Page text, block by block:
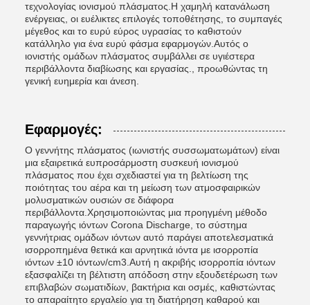
τεχνολογίας ιονισμού πλάσματος.Η χαμηλή κατανάλωση
ενέργειας, οι ευέλικτες επιλογές τοποθέτησης, το συμπαγές
μέγεθος και το ευρύ εύρος υγρασίας το καθιστούν
κατάλληλο για ένα ευρύ φάσμα εφαρμογών.Αυτός ο
ιονιστής ομάδων πλάσματος συμβάλλει σε υγιέστερα
περιβάλλοντα διαβίωσης και εργασίας., προωθώντας τη
γενική ευημερία και άνεση.
Εφαρμογές:
Ο γεννήτης πλάσματος (ιωνιστής συσσωματωμάτων) είναι
μια εξαιρετικά ευπροσάρμοστη συσκευή ιονισμού
πλάσματος που έχει σχεδιαστεί για τη βελτίωση της
ποιότητας του αέρα και τη μείωση των ατμοσφαιρικών
μολυσματικών ουσιών σε διάφορα
περιβάλλοντα.Χρησιμοποιώντας μια προηγμένη μέθοδο
παραγωγής ιόντων Corona Discharge, το σύστημα
γεννήτριας ομάδων ιόντων αυτό παράγει αποτελεσματικά
ισορροπημένα θετικά και αρνητικά ιόντα με ισορροπία
ιόντων ±10 ιόντων/cm3.Αυτή η ακριβής ισορροπία ιόντων
εξασφαλίζει τη βέλτιστη απόδοση στην εξουδετέρωση των
επιβλαβών σωματιδίων, βακτήρια και οσμές, καθιστώντας
το απαραίτητο εργαλείο για τη διατήρηση καθαρού και